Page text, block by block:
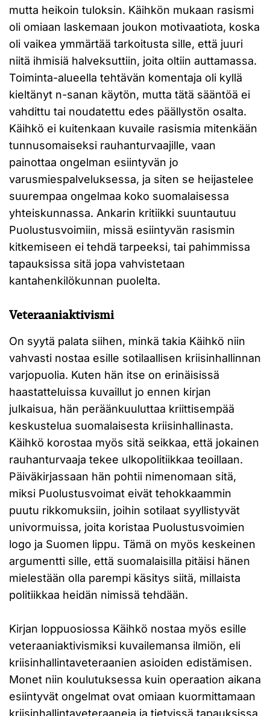
mutta heikoin tuloksin. Käihkön mukaan rasismi
oli omiaan laskemaan joukon motivaatiota, koska
oli vaikea ymmärtää tarkoitusta sille, että juuri
niitä ihmisiä halveksuttiin, joita oltiin auttamassa.
Toiminta-alueella tehtävän komentaja oli kyllä
kieltänyt n-sanan käytön, mutta tätä sääntöä ei
vahdittu tai noudatettu edes päällystön osalta.
Käihkö ei kuitenkaan kuvaile rasismia mitenkään
tunnusomaiseksi rauhanturvaajille, vaan
painottaa ongelman esiintyvän jo
varusmiespalveluksessa, ja siten se heijastelee
suurempaa ongelmaa koko suomalaisessa
yhteiskunnassa. Ankarin kritiikki suuntautuu
Puolustusvoimiin, missä esiintyvän rasismin
kitkemiseen ei tehdä tarpeeksi, tai pahimmissa
tapauksissa sitä jopa vahvistetaan
kantahenkilökunnan puolelta.
Veteraaniaktivismi
On syytä palata siihen, minkä takia Käihkö niin
vahvasti nostaa esille sotilaallisen kriisinhallinnan
varjopuolia. Kuten hän itse on erinäisissä
haastatteluissa kuvaillut jo ennen kirjan
julkaisua, hän peräänkuuluttaa kriittisempää
keskustelua suomalaisesta kriisinhallinasta.
Käihkö korostaa myös sitä seikkaa, että jokainen
rauhanturvaaja tekee ulkopolitiikkaa teoillaan.
Päiväkirjassaan hän pohtii nimenomaan sitä,
miksi Puolustusvoimat eivät tehokkaammin
puutu rikkomuksiin, joihin sotilaat syyllistyvät
univormuissa, joita koristaa Puolustusvoimien
logo ja Suomen lippu. Tämä on myös keskeinen
argumentti sille, että suomalaisilla pitäisi hänen
mielestään olla parempi käsitys siitä, millaista
politiikkaa heidän nimissä tehdään.
Kirjan loppuosiossa Käihkö nostaa myös esille
veteraaniaktivismiksi kuvailemansa ilmiön, eli
kriisinhallintaveteraanien asioiden edistämisen.
Monet niin koulutuksessa kuin operaation aikana
esiintyvät ongelmat ovat omiaan kuormittamaan
kriisinhallintaveteraaneja ja tietyissä tapauksissa